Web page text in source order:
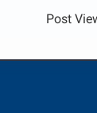
Post